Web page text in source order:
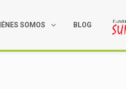
SOMOS BLOG